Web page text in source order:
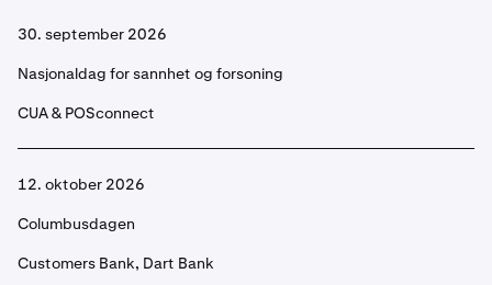
30. september 2026
Nasjonaldag for sannhet og forsoning
CUA & POSconnect
12. oktober 2026
Columbusdagen
Customers Bank, Dart Bank